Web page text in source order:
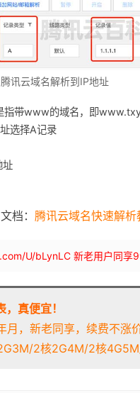
腾讯云域名解析到IP地址
指带www的域名，即
选择A记录
址
档： 腾讯云域名快速解析
U/bLynLC 新老用户同
真便宜！
月，新老同享，续费不涨
2核2G4M/2核